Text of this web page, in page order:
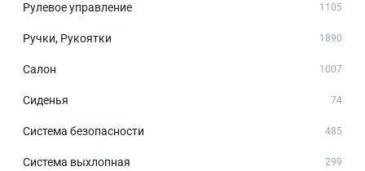
Рулевое управление 1105
Ручки, Рукоятки 1890
Салон 1007
Сиденья 74
Система безопасности 485
Система выхлопная 299